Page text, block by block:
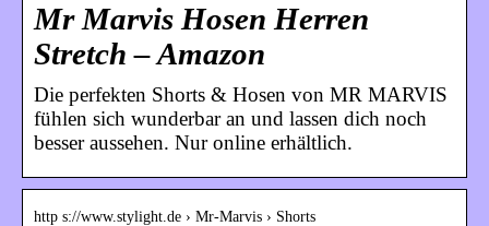
Mr Marvis Hosen Herren
Stretch – Amazon
Die perfekten Shorts & Hosen von MR MARVIS
fühlen sich wunderbar an und lassen dich noch
besser aussehen. Nur online erhältlich.
http s://www.stylight.de › Mr-Marvis › Shorts